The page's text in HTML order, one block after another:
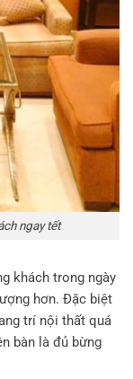
ngay tết
khách trong ngày
hơn. Đặc biệt
trí nội thất quá
bàn là đủ bừng